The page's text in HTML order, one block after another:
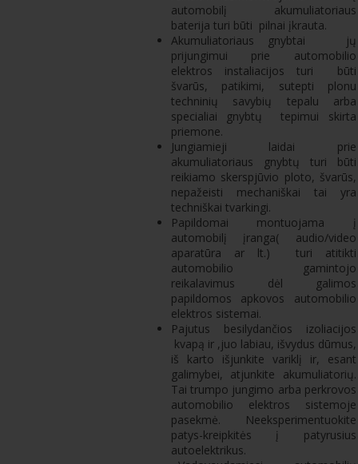
automobilį akumuliatoriaus
baterija turi būti pilnai įkrauta.
Akumuliatoriaus gnybtai jų
prijungimui prie automobilio
elektros instaliacijos turi būti
švarūs, patikimi, sutepti plonu
techninių savybių tepalu arba
specialiai gnybtų tepimui skirta
priemone.
Jungiamieji laidai prie
akumuliatoriaus gnybtų turi būti
reikiamo skerspjūvio ploto, švarūs,
nepažeisti mechaniškai tai yra
techniškai tvarkingi.
Papildomai montuojama į
automobilį įranga( audio/video
aparatūra ar lt.) turi atitikti
automobilio gamintojo
reikalavimus dėl galimos
papildomos apkovos automobilio
elektros sistemai.
Pajutus besilydančios izoliacijos
kvapą ir ,juo labiau, išvydus dūmus,
iš karto išjunkite variklį ir, esant
galimybei, atjunkite akumuliatorių.
Tai trumpo jungimo arba perkrovos
automobilio elektros sistemoje
pasekmė. Neeksperimentuokite
patys-kreipkitės į patyrusius
autoelektrikus.